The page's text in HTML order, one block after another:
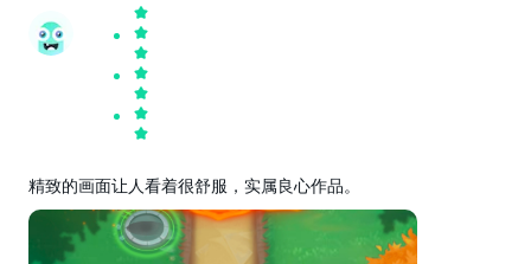
精致的画面让人看着很舒服，实属良心作品。